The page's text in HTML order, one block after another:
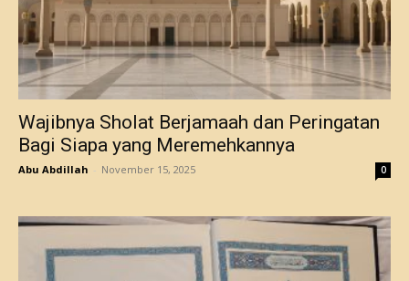
Wajibnya Sholat Berjamaah dan Peringatan
Bagi Siapa yang Meremehkannya
Abu Abdillah - November 15, 2025 0